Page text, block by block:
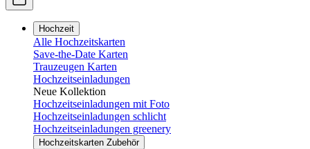
Hochzeit
Alle Hochzeitskarten
Save-the-Date Karten
Trauzeugen Karten
Hochzeitseinladungen
Neue Kollektion
Hochzeitseinladungen mit Foto
Hochzeitseinladungen schlicht
Hochzeitseinladungen greenery
Hochzeitskarten Zubehör